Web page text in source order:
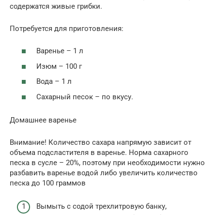
содержатся живые грибки.
Потребуется для приготовления:
Варенье – 1 л
Изюм – 100 г
Вода – 1 л
Сахарный песок – по вкусу.
Домашнее варенье
Внимание! Количество сахара напрямую зависит от
объема подсластителя в варенье. Норма сахарного
песка в сусле – 20%, поэтому при необходимости нужно
разбавить варенье водой либо увеличить количество
песка до 100 граммов
Вымыть с содой трехлитровую банку,